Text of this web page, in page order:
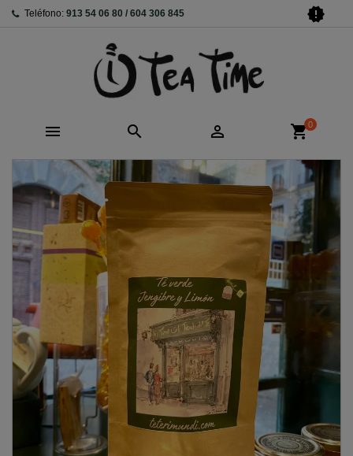
Teléfono: 913 54 06 80 / 604 306 845 new_releases
   shopping_cart0